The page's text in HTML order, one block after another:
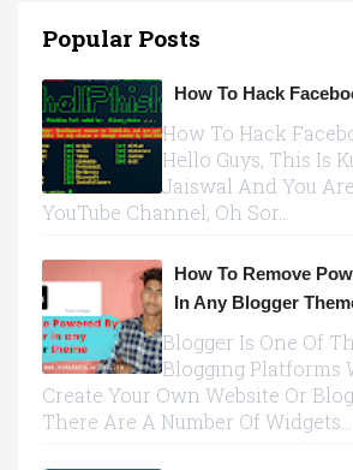
Popular Posts
How To Hack
How To Hack
Hello Guys, This Is
Jaiswal And You
YouTube Channel, Oh Sor...
How To Remove
In Any Blogger
Blogger Is One Of
Blogging Platforms
Create Your Own Website Or
There Are A Number Of Widgets...